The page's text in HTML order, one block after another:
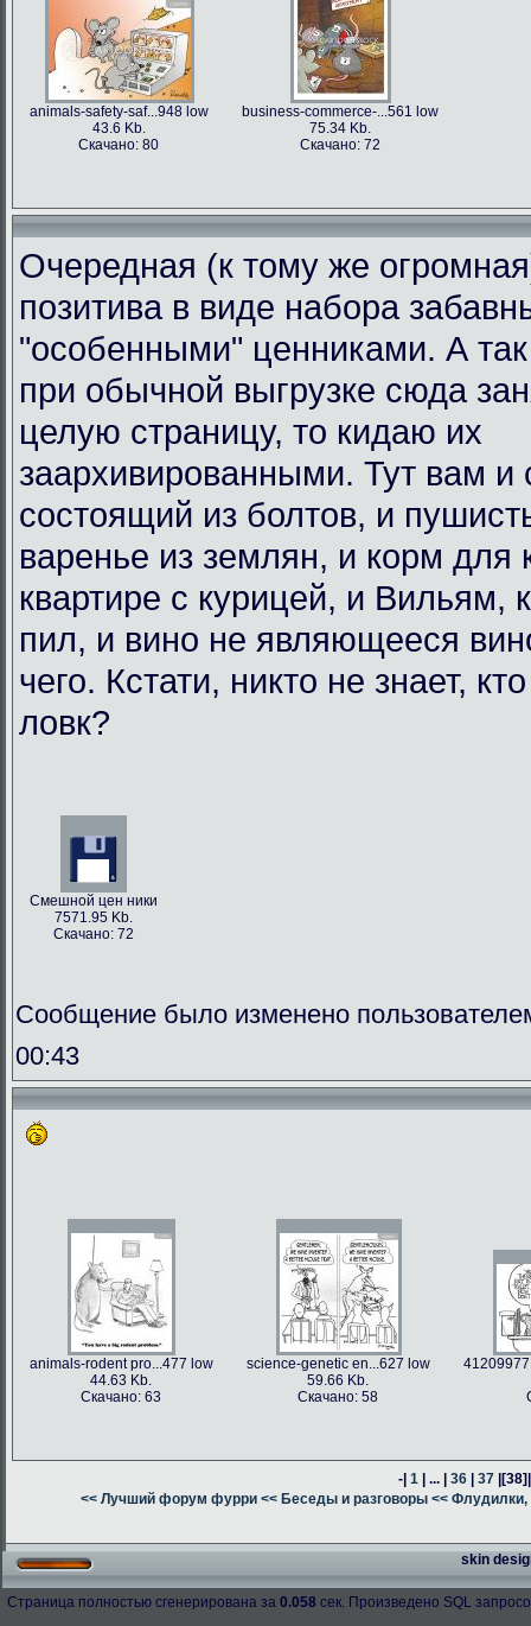
animals-safety-saf...948 low
43.6 Kb.
Скачано: 80
business-commerce-...561 low
75.34 Kb.
Скачано: 72
Очередная (к тому же
позитива в виде набора
"особенными" ценниками. А так
при обычной выгрузке сюда
целую страницу, то кидаю их
заархивированными. Тут вам и
состоящий из болтов, и
варенье из землян, и корм
квартире с курицей, и Вильям,
пил, и вино не являющееся
чего. Кстати, никто не знает,
ловк?
Смешной цен ники
7571.95 Kb.
Скачано: 72
Сообщение было изменено
00:43
animals-rodent pro...477 low
44.63 Kb.
Скачано: 63
science-genetic en...627 low
59.66 Kb.
Скачано: 58
-| 1 | ... | 36 | 37 |[38]
<< Лучший форум фурри << Беседы и разговоры << Флудилки,
skin
Страница полностью сгенерирована за 0.058 сек. Произведено SQL